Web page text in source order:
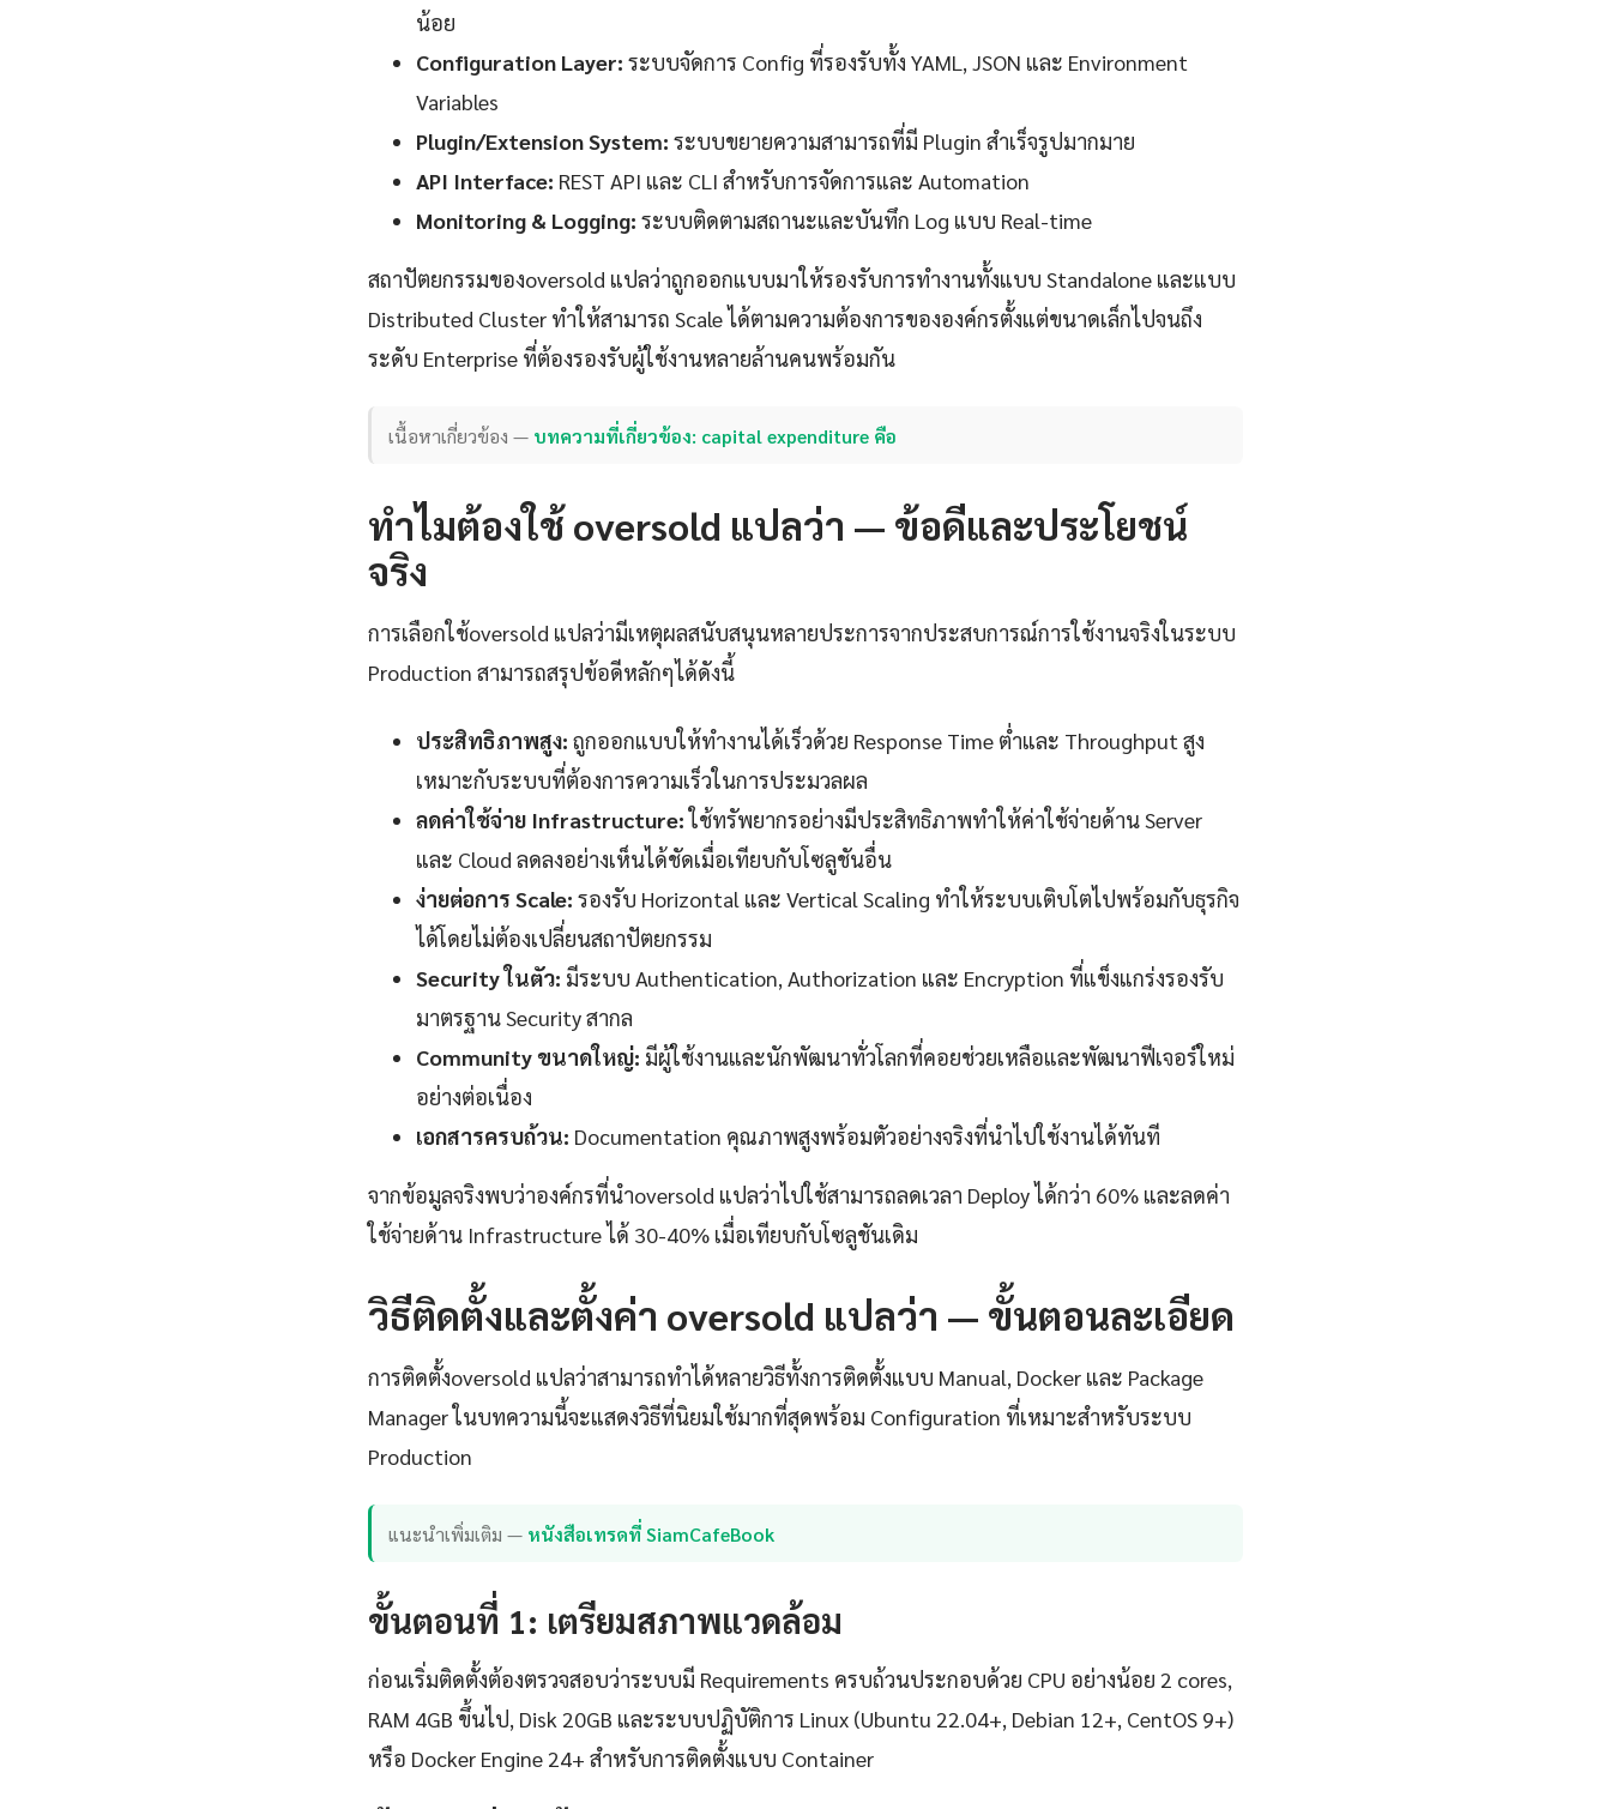
น้อย
Configuration Layer: ระบบจัดการ Config ที่รองรับทั้ง YAML, JSON และ Environment
Variables
Plugin/Extension System: ระบบขยายความสามารถที่มี Plugin สำเร็จรูปมากมาย
API Interface: REST API และ CLI สำหรับการจัดการและ Automation
Monitoring & Logging: ระบบติดตามสถานะและบันทึก Log แบบ Real-time
สถาปัตยกรรมของoversold แปลว่าถูกออกแบบมาให้รองรับการทำงานทั้งแบบ Standalone และแบบ
Distributed Cluster ทำให้สามารถ Scale ได้ตามความต้องการขององค์กรตั้งแต่ขนาดเล็กไปจนถึง
ระดับ Enterprise ที่ต้องรองรับผู้ใช้งานหลายล้านคนพร้อมกัน
เนื้อหาเกี่ยวข้อง — บทความที่เกี่ยวข้อง: capital expenditure คือ
ทำไมต้องใช้ oversold แปลว่า — ข้อดีและประโยชน์
จริง
การเลือกใช้oversold แปลว่ามีเหตุผลสนับสนุนหลายประการจากประสบการณ์การใช้งานจริงในระบบ
Production สามารถสรุปข้อดีหลักๆได้ดังนี้
ประสิทธิภาพสูง: ถูกออกแบบให้ทำงานได้เร็วด้วย Response Time ต่ำและ Throughput สูง
เหมาะกับระบบที่ต้องการความเร็วในการประมวลผล
ลดค่าใช้จ่าย Infrastructure:ใช้ทรัพยากรอย่างมีประสิทธิภาพทำให้ค่าใช้จ่ายด้าน Server
และ Cloud ลดลงอย่างเห็นได้ชัดเมื่อเทียบกับโซลูชันอื่น
ง่ายต่อการ Scale: รองรับ Horizontal และ Vertical Scaling ทำให้ระบบเติบโตไปพร้อมกับธุรกิจ
ได้โดยไม่ต้องเปลี่ยนสถาปัตยกรรม
Security ในตัว: มีระบบ Authentication, Authorization และ Encryption ที่แข็งแกร่งรองรับ
มาตรฐาน Security สากล
Community ขนาดใหญ่: มีผู้ใช้งานและนักพัฒนาทั่วโลกที่คอยช่วยเหลือและพัฒนาฟีเจอร์ใหม่
อย่างต่อเนื่อง
เอกสารครบถ้วน: Documentation คุณภาพสูงพร้อมตัวอย่างจริงที่นำไปใช้งานได้ทันที
จากข้อมูลจริงพบว่าองค์กรที่นำoversold แปลว่าไปใช้สามารถลดเวลา Deploy ได้กว่า 60% และลดค่า
ใช้จ่ายด้าน Infrastructure ได้ 30-40% เมื่อเทียบกับโซลูชันเดิม
วิธีติดตั้งและตั้งค่า oversold แปลว่า — ขั้นตอนละเอียด
การติดตั้งoversold แปลว่าสามารถทำได้หลายวิธีทั้งการติดตั้งแบบ Manual, Docker และ Package
Manager ในบทความนี้จะแสดงวิธีที่นิยมใช้มากที่สุดพร้อม Configuration ที่เหมาะสำหรับระบบ
Production
แนะนำเพิ่มเติม — หนังสือเทรดที่ SiamCafeBook
ขั้นตอนที่ 1: เตรียมสภาพแวดล้อม
ก่อนเริ่มติดตั้งต้องตรวจสอบว่าระบบมี Requirements ครบถ้วนประกอบด้วย CPU อย่างน้อย 2 cores,
RAM 4GB ขึ้นไป, Disk 20GB และระบบปฏิบัติการ Linux (Ubuntu 22.04+, Debian 12+, CentOS 9+)
หรือ Docker Engine 24+ สำหรับการติดตั้งแบบ Container